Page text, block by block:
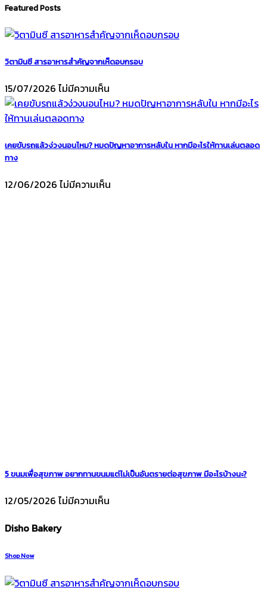
Featured Posts
วิตามินซี สารอาหารสำคัญจากเห็ดอบกรอบ
15/07/2026 ไม่มีความเห็น
เคยขับรถแล้วง่วงนอนไหม? หมดปัญหาอาการหลับใน หากมีอะไรให้ทานเล่นตลอด
ทาง
12/06/2026 ไม่มีความเห็น
5 ขนมเพื่อสุขภาพ อยากทานขนมแต่ไม่เป็นอันตรายต่อสุขภาพ มีอะไรบ้างนะ?
12/05/2026 ไม่มีความเห็น
Disho Bakery
Shop Now